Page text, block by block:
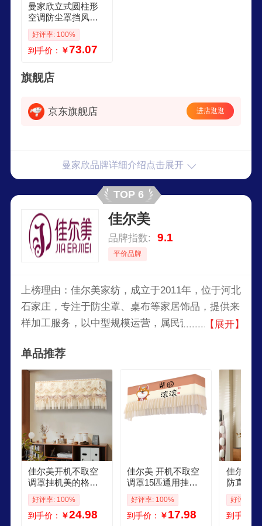
曼家欣立式圆柱形
空调防尘罩挡风板
防直吹空调罩套柜
机圆形开机不取 开
机不取佳人粉 圆柜
好评率: 100%
到手价： ￥73.07
旗舰店
京东旗舰店 进店逛逛
曼家欣品牌详细介绍点击展开
TOP 6
佳尔美
品牌指数: 9.1
平价品牌
上榜理由：佳尔美家纺，成立于2011年，位于河北
石家庄，专注于防尘罩、桌布等家居饰品，提供来
样加工服务，以中型规模运营，属民营企业，产品
【展开】
单品推荐
佳尔美开机不取空
调罩挂机美的格力
空调防尘罩挡风罩
空调套子15匹通用
开机不取挂机罩彩
好评率: 100%
到手价： ￥24.98
佳尔美 开机不取空
调罩15匹通用挂机
空调套子格力空调
防尘罩挡风罩 开机
不取财源滚滚百褶
好评率: 100%
到手价： ￥17.98
佳尔美
防直吹
通用出
子婴儿
罩 挡风
好评率:
到手价：